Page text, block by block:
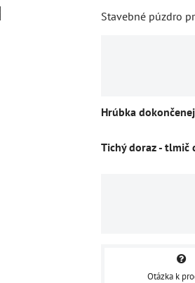
Stavebné púzdro
Hrúbka
Tichý doraz - tlmič
Otázka k